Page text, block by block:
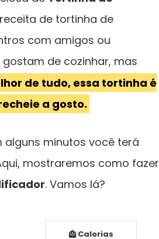
de tortinha de
com amigos ou
de cozinhar, mas
de tudo, essa tortinha é
a gosto.
alguns minutos você terá
mostraremos como fazer
. Vamos lá?
Calorias